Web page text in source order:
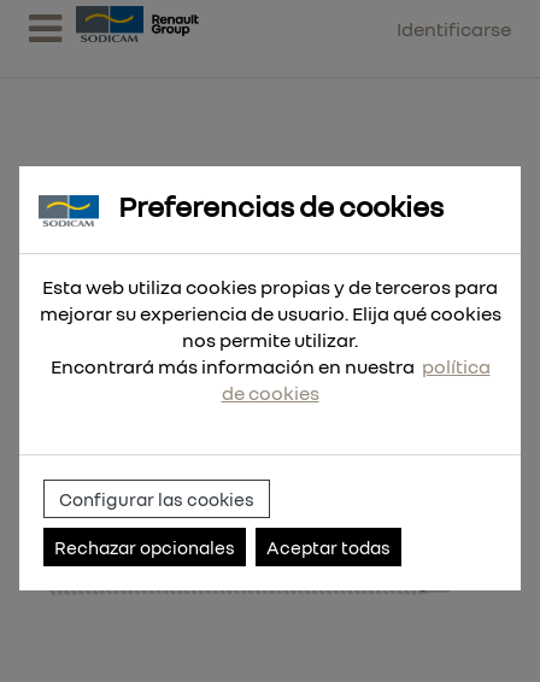
Identificarse
Hoja Sable THE TORCH™ Carbide
230mm 8Tpi - 1ud
Preferencias de cookies
Esta web utiliza cookies propias y de terceros para
mejorar su experiencia de usuario. Elija qué cookies
nos permite utilizar.
Encontrará más información en nuestra política
de cookies
Configurar las cookies
Rechazar opcionales Aceptar todas